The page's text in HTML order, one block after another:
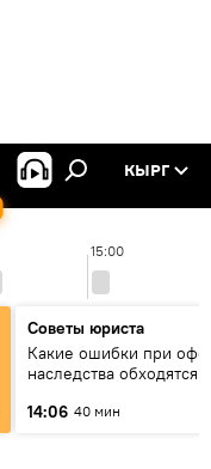
КЫРГ
15:00
Советы юриста
Какие ошибки при
наследства обходятся
14:06 40 мин